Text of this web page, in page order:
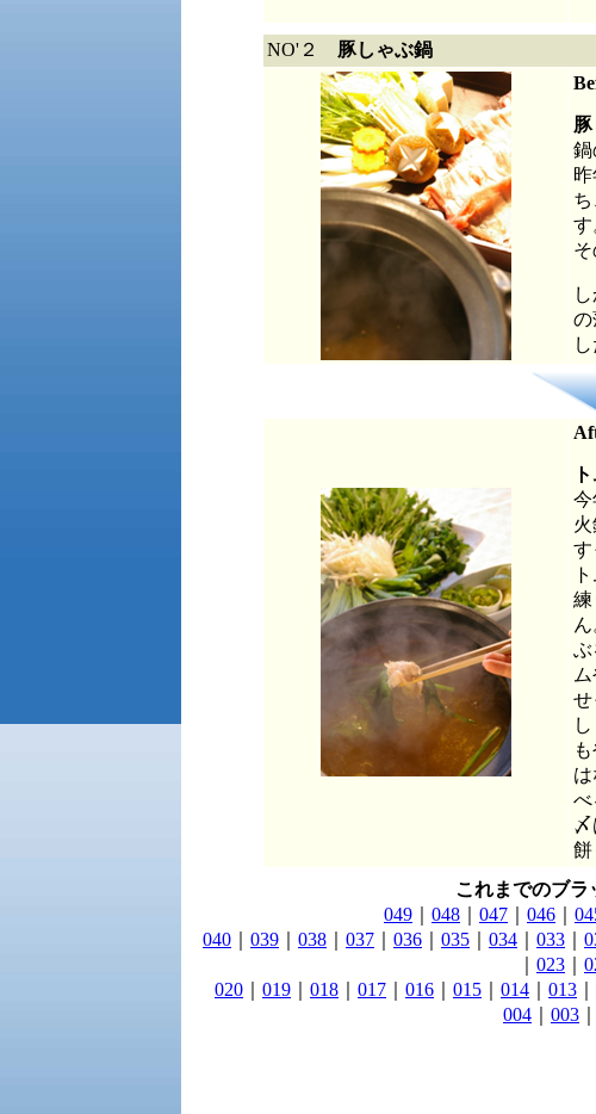
NO'２ 豚しゃぶ鍋
豚
鍋
す
の
今
す
練
ぶ
せ
べ
餅
これまでのブラ
049
048 047 046
040
039 038 037 036 035 034 033
023
020
019 018 017 016 015 014 013
004
003